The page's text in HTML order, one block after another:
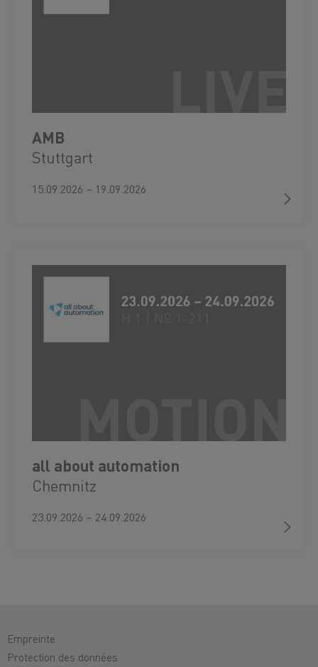
AMB
Stuttgart
15.09.2026 – 19.09.2026
all about automation
Chemnitz
23.09.2026 – 24.09.2026
Empreinte
Protection des données